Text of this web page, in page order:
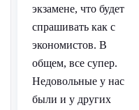
экзамене, что будет
спрашивать как с
экономистов. В
общем, все супер.
Недовольные у нас
были и у других